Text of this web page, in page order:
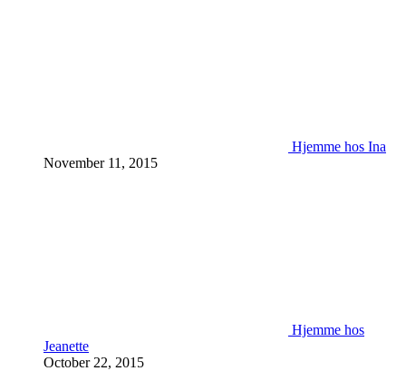
Hjemme hos Ina
November 11, 2015
Hjemme hos
Jeanette
October 22, 2015